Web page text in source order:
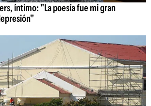
íntimo: "La poesía fue mi gran